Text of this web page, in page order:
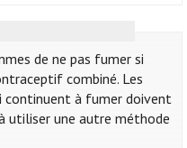
de ne pas fumer si
combiné. Les
continuent à fumer doivent
utiliser une autre méthode